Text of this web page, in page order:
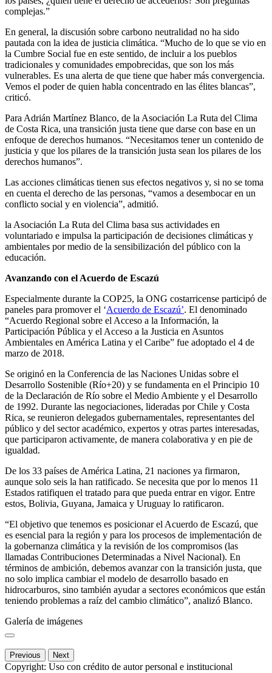
complejas.”
En general, la discusión sobre carbono neutralidad no ha sido
pautada con la idea de justicia climática. “Mucho de lo que se vio en
la Cumbre Social fue en este sentido, de incluir a los pueblos
tradicionales y comunidades empobrecidas, que son los más
vulnerables. Es una alerta de que tiene que haber más convergencia.
Vemos el poder de quien habla concentrado en las élites blancas”,
criticó.
Para Adrián Martínez Blanco, de la Asociación La Ruta del Clima
de Costa Rica, una transición justa tiene que darse con base en un
enfoque de derechos humanos. “Necesitamos tener un contenido de
justicia y que los pilares de la transición justa sean los pilares de los
derechos humanos”.
Las acciones climáticas tienen sus efectos negativos y, si no se toma
en cuenta el derecho de las personas, “vamos a desembocar en un
conflicto social y en violencia”, admitió.
la Asociación La Ruta del Clima basa sus actividades en
voluntariado e impulsa la participación de decisiones climáticas y
ambientales por medio de la sensibilización del público con la
educación.
Avanzando con el Acuerdo de Escazú
Especialmente durante la COP25, la ONG costarricense participó de
paneles para promover el ‘Acuerdo de Escazú’. El denominado
“Acuerdo Regional sobre el Acceso a la Información, la
Participación Pública y el Acceso a la Justicia en Asuntos
Ambientales en América Latina y el Caribe” fue adoptado el 4 de
marzo de 2018.
Se originó en la Conferencia de las Naciones Unidas sobre el
Desarrollo Sostenible (Río+20) y se fundamenta en el Principio 10
de la Declaración de Río sobre el Medio Ambiente y el Desarrollo
de 1992. Durante las negociaciones, lideradas por Chile y Costa
Rica, se reunieron delegados gubernamentales, representantes del
público y del sector académico, expertos y otras partes interesadas,
que participaron activamente, de manera colaborativa y en pie de
igualdad.
De los 33 países de América Latina, 21 naciones ya firmaron,
aunque solo seis la han ratificado. Se necesita que por lo menos 11
Estados ratifiquen el tratado para que pueda entrar en vigor. Entre
estos, Bolivia, Guyana, Jamaica y Uruguay lo ratificaron.
“El objetivo que tenemos es posicionar el Acuerdo de Escazú, que
es esencial para la región y para los procesos de implementación de
la gobernanza climática y la revisión de los compromisos (las
llamadas Contribuciones Determinadas a Nivel Nacional). En
términos de ambición, debemos avanzar con la transición justa, que
no solo implica cambiar el modelo de desarrollo basado en
hidrocarburos, sino también ayudar a sectores económicos que están
teniendo problemas a raíz del cambio climático”, analizó Blanco.
Galería de imágenes
Previous Next
Copyright: Uso con crédito de autor personal e institucional